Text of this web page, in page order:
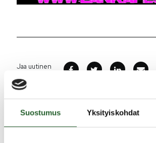
Suostumus Yksityiskohdat
Jaa uutinen
Ajankohtaista